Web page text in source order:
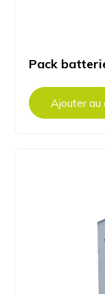
Pack
Ajouter au